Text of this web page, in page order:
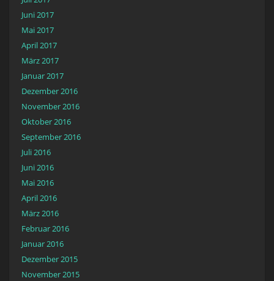
Juni 2017
Mai 2017
April 2017
März 2017
Januar 2017
Dezember 2016
November 2016
Oktober 2016
September 2016
Juli 2016
Juni 2016
Mai 2016
April 2016
März 2016
Februar 2016
Januar 2016
Dezember 2015
November 2015